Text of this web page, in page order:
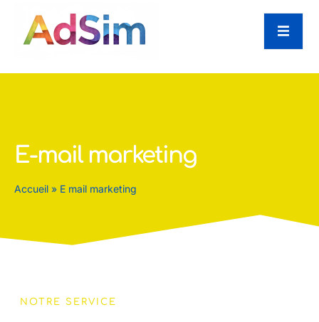
E-mail marketing
Accueil » E mail marketing
NOTRE SERVICE